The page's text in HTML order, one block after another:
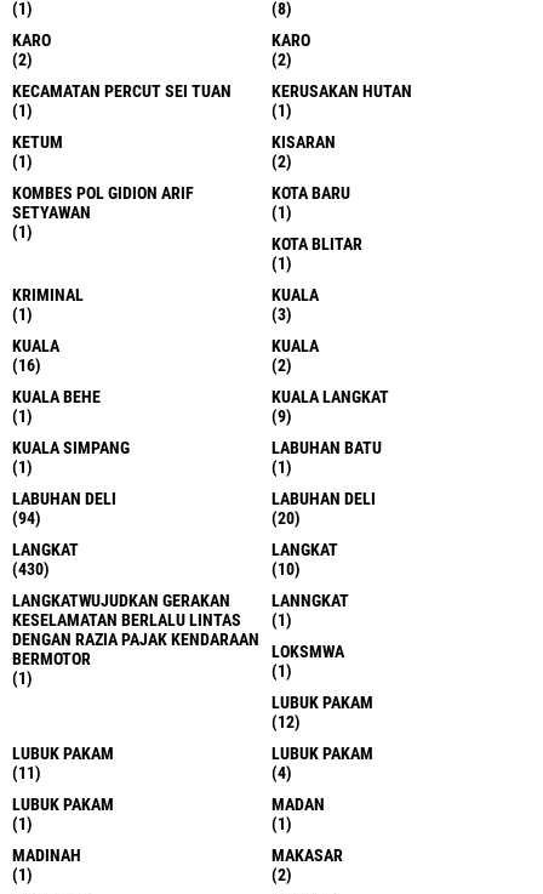
(1)
(8)
KARO
(2)
KARO
(2)
KECAMATAN PERCUT SEI TUAN
(1)
KERUSAKAN HUTAN
(1)
KETUM
(1)
KISARAN
(2)
KOMBES POL GIDION ARIF
SETYAWAN
(1)
KOTA BARU
(1)
KOTA BLITAR
(1)
KRIMINAL
(1)
KUALA
(3)
KUALA
(16)
KUALA
(2)
KUALA BEHE
(1)
KUALA LANGKAT
(9)
KUALA SIMPANG
(1)
LABUHAN BATU
(1)
LABUHAN DELI
(94)
LABUHAN DELI
(20)
LANGKAT
(430)
LANGKAT
(10)
LANGKATWUJUDKAN GERAKAN
KESELAMATAN BERLALU LINTAS
DENGAN RAZIA PAJAK KENDARAAN
BERMOTOR
(1)
LANNGKAT
(1)
LOKSMWA
(1)
LUBUK PAKAM
(12)
LUBUK PAKAM
(11)
LUBUK PAKAM
(4)
LUBUK PAKAM
(1)
MADAN
(1)
MADINAH
(1)
MAKASAR
(2)